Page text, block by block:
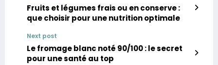
Fruits et légumes frais ou en conserve :
que choisir pour une nutrition optimale
Next post
Le fromage blanc noté 90/100 : le secret
pour une santé au top